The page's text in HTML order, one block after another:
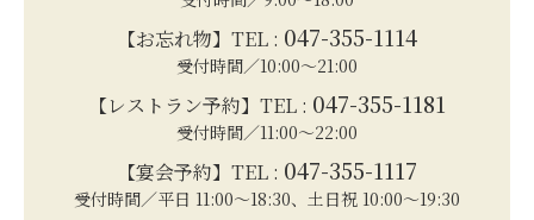
【お忘れ物】TEL : 047-355-1114
受付時間／10:00～21:00
【レストラン予約】TEL : 047-355-1181
受付時間／11:00～22:00
【宴会予約】TEL : 047-355-1117
受付時間／平日 11:00～18:30、土日祝 10:00～19:30